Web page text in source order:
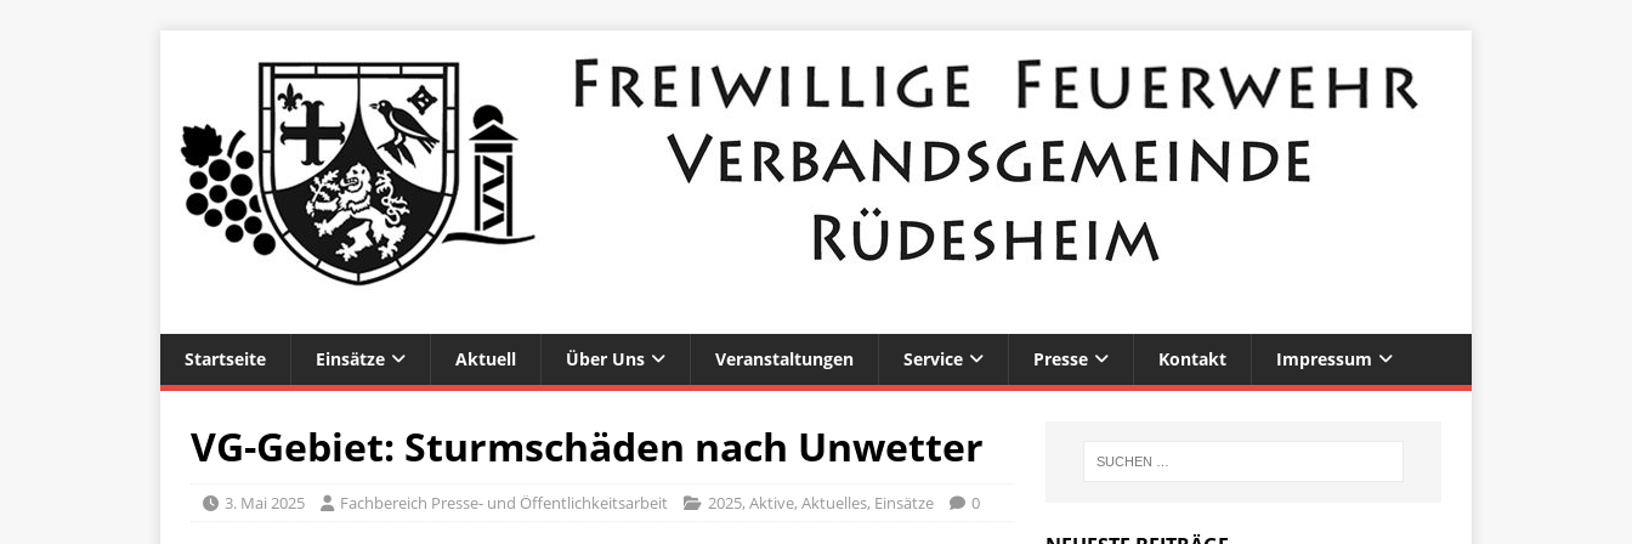
Startseite Einsätze Aktuell Über Uns Veranstaltungen Service Presse Kontakt Impressum
VG-Gebiet: Sturmschäden nach Unwetter
3. Mai 2025 Fachbereich Presse- und Öffentlichkeitsarbeit 2025, Aktive, Aktuelles, Einsätze 0